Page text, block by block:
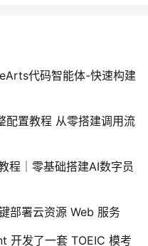
代码智能体-快速构建
置教程 从零搭建调用流
程｜零基础搭建AI数字员
部署云资源 Web 服务
开发了一套 TOEIC 模考